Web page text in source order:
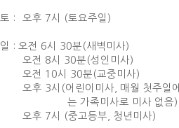
토 : 오후 7시 (토요주일)
일 : 오전 6시 30분(새벽미사)
오전 8시 30분(성인미사)
오전 10시 30분(교중미사)
오후 3시(어린이미사, 매월 첫주일에
는 가족미사로 미사 없음)
오후 7시 (중고등부, 청년미사)